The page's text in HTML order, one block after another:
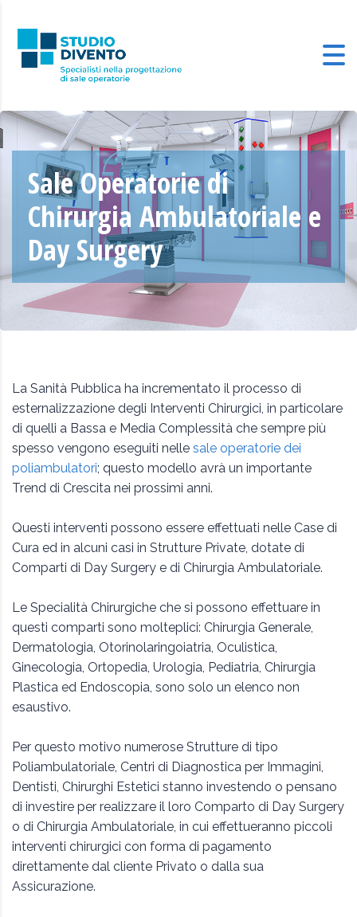
Sale Operatorie di
Chirurgia Ambulatoriale e
Day Surgery
La Sanità Pubblica ha incrementato il processo di
esternalizzazione degli Interventi Chirurgici, in particolare
di quelli a Bassa e Media Complessità che sempre più
spesso vengono eseguiti nelle sale operatorie dei
poliambulatori; questo modello avrà un importante
Trend di Crescita nei prossimi anni.
Questi interventi possono essere effettuati nelle Case di
Cura ed in alcuni casi in Strutture Private, dotate di
Comparti di Day Surgery e di Chirurgia Ambulatoriale.
Le Specialità Chirurgiche che si possono effettuare in
questi comparti sono molteplici: Chirurgia Generale,
Dermatologia, Otorinolaringoiatria, Oculistica,
Ginecologia, Ortopedia, Urologia, Pediatria, Chirurgia
Plastica ed Endoscopia, sono solo un elenco non
esaustivo.
Per questo motivo numerose Strutture di tipo
Poliambulatoriale, Centri di Diagnostica per Immagini,
Dentisti, Chirurghi Estetici stanno investendo o pensano
di investire per realizzare il loro Comparto di Day Surgery
o di Chirurgia Ambulatoriale, in cui effettueranno piccoli
interventi chirurgici con forma di pagamento
direttamente dal cliente Privato o dalla sua
Assicurazione.